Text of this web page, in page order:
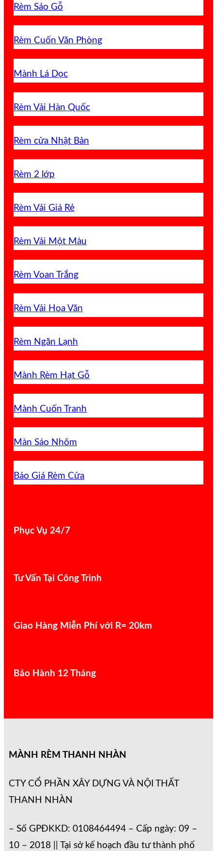
Rèm Sáo Gỗ
Rèm Cuốn Văn Phòng
Mành Lá Dọc
Rèm Vải Hàn Quốc
Rèm cửa Nhật Bản
Rèm 2 lớp
Rèm Vải Giá Rẻ
Rèm Vải Một Màu
Rèm Voan Trắng
Rèm Vải Hoa Văn
Rèm Ngăn Lạnh
Mành Rèm Hạt Gỗ
Mành Cuốn Tranh
Màn Sáo Nhôm
Báo Giá Rèm Cửa
Phục Vụ 24/7
Tư Vấn Tại Công Trình
Giao Hàng Miễn Phí với R= 20km
Bảo Hành 12 Tháng
MÀNH RÈM THANH NHÀN
CTY CỔ PHẦN XÂY DỰNG VÀ NỘI THẤT
THANH NHÀN
– Số GPĐKKD: 0108464494 – Cấp ngày: 09 –
10 – 2018 || Tại sở kế hoạch đầu tư thành phố